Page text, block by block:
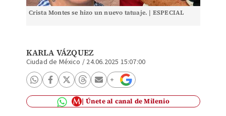
Crista Montes se hizo un nuevo tatuaje. | ESPECIAL
KARLA VÁZQUEZ
Ciudad de México / 24.06.2025 15:07:00
Únete al canal de Milenio